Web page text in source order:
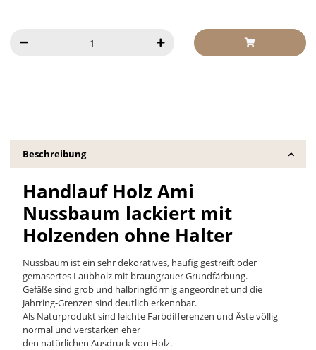
Beschreibung
Handlauf Holz Ami
Nussbaum lackiert mit
Holzenden ohne Halter
Nussbaum ist ein sehr dekoratives, häufig gestreift oder
gemasertes Laubholz mit braungrauer Grundfärbung.
Gefäße sind grob und halbringförmig angeordnet und die
Jahrring-Grenzen sind deutlich erkennbar.
Als Naturprodukt sind leichte Farbdifferenzen und Äste völlig
normal und verstärken eher
den natürlichen Ausdruck von Holz.